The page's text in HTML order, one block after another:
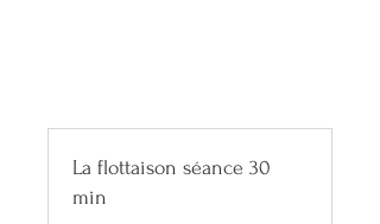
La flottaison séance 30
min